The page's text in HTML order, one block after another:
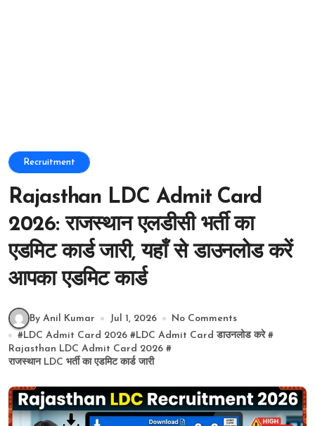
Recruitment
Rajasthan LDC Admit Card
2026: राजस्थान एलडीसी भर्ती का
एडमिट कार्ड जारी, यहाँ से डाउनलोड करें
आपका एडमिट कार्ड
By Anil Kumar Jul 1, 2026
No Comments
#LDC Admit Card 2026 #LDC Admit Card डाउनलोड करे #
Rajasthan LDC Admit Card 2026 #
राजस्थान LDC भर्ती का एडमिट कार्ड जारी